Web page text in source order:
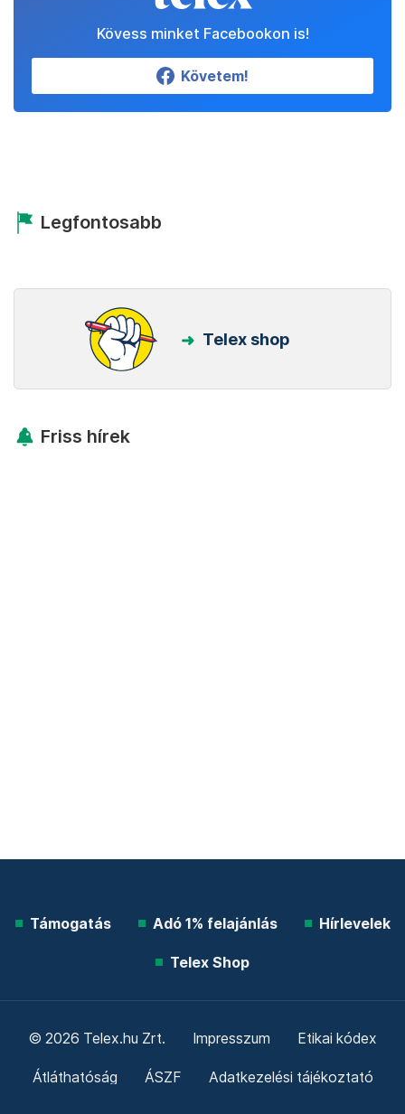
Kövess minket Facebookon is!
Követem!
Legfontosabb
Telex shop
Friss hírek
Támogatás Adó 1% felajánlás Hírlevelek
Telex Shop
© 2026 Telex.hu Zrt. Impresszum Etikai kódex
Átláthatóság ÁSZF Adatkezelési tájékoztató